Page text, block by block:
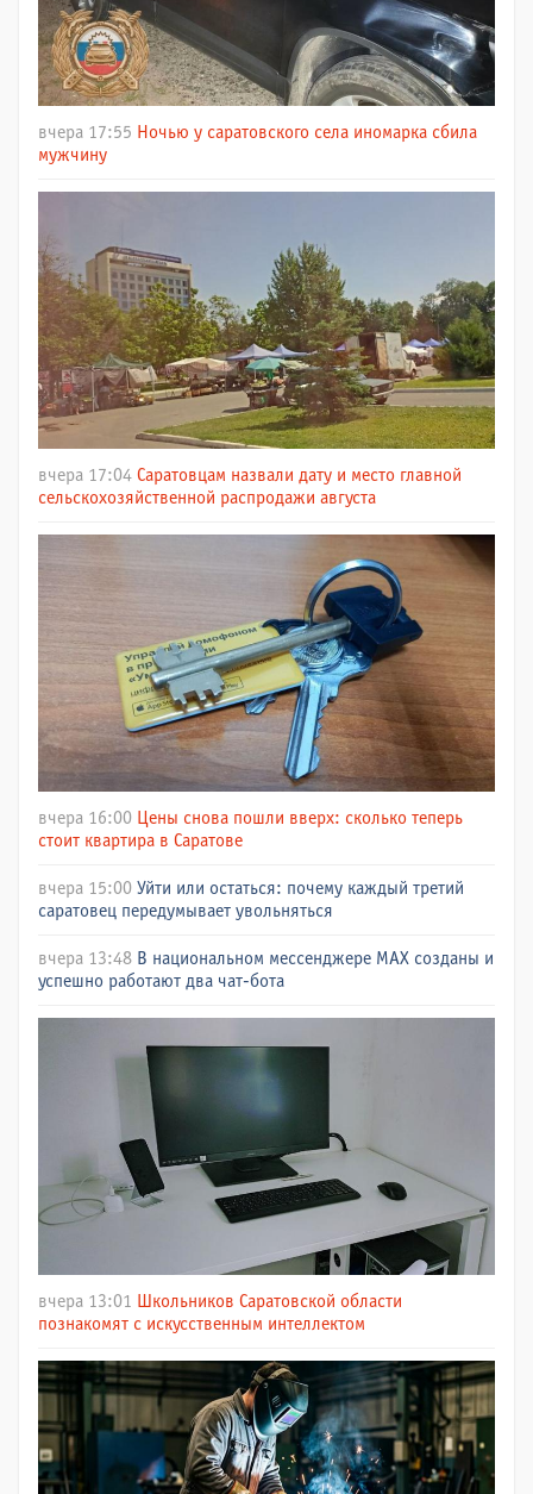
вчера 17:55 Ночью у саратовского села иномарка сбила
мужчину
вчера 17:04 Саратовцам назвали дату и место главной
сельскохозяйственной распродажи августа
вчера 16:00 Цены снова пошли вверх: сколько теперь
стоит квартира в Саратове
вчера 15:00 Уйти или остаться: почему каждый третий
саратовец передумывает увольняться
вчера 13:48 В национальном мессенджере МАХ созданы и
успешно работают два чат-бота
вчера 13:01
Школьников Саратовской области
познакомят с искусственным интеллектом